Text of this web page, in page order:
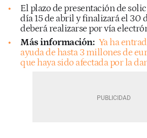
El plazo de presentación de
día 15 de abril y finalizará el 30
deberá realizarse por vía
Más información: Ya ha
ayuda de hasta 3 millones de
que haya sido afectada por la